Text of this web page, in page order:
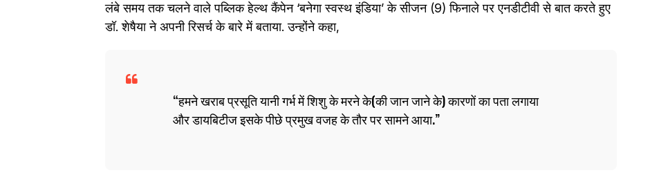
लंबे समय तक चलने वाले पब्लिक हेल्थ कैंपेन ‘बनेगा स्वस्थ इंडिया’ के सीजन (9) फिनाले पर एनडीटीवी से बात करते हुए
डॉ. शेषैया ने अपनी रिसर्च के बारे में बताया. उन्होंने कहा,
हमने खराब प्रसूति यानी गर्भ में शिशु के मरने के(की जान जाने के) कारणों का पता लगाया
और डायबिटीज इसके पीछे प्रमुख वजह के तौर पर सामने आया.